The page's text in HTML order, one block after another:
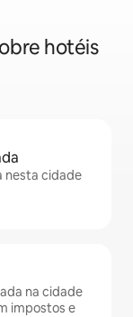
hotéis
nesta cidade
na cidade
impostos e